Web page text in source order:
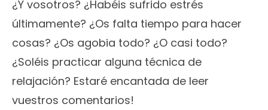
¿Y vosotros? ¿Habéis sufrido estrés
últimamente? ¿Os falta tiempo para hacer
cosas? ¿Os agobia todo? ¿O casi todo?
¿Soléis practicar alguna técnica de
relajación? Estaré encantada de leer
vuestros comentarios!